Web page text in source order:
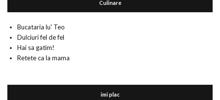
Culinare
Bucataria lu' Teo
Dulciuri fel de fel
Hai sa gatim!
Retete ca la mama
imi plac